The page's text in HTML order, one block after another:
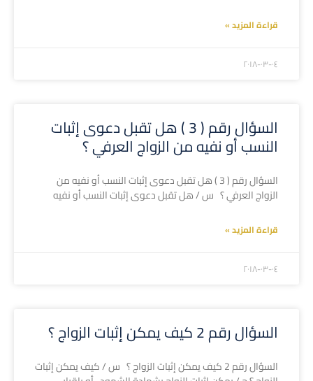
قراءة المزيد »
۲۰۱۸-۰۳-۰٤
السؤال رقم ( 3 ) هل تقبل دعوى إثبات
النسب أو نفيه من الزواج العرفي ؟
السؤال رقم ( 3 ) هل تقبل دعوى إثبات النسب أو نفيه من
الزواج العرفي ؟ س / هل تقبل دعوى إثبات النسب أو نفيه
قراءة المزيد »
۲۰۱۸-۰۳-۰٤
السؤال رقم 2 كيف يمكن إثبات الزواج ؟
السؤال رقم 2 كيف يمكن إثبات الزواج ؟ س / كيف يمكن إثبات